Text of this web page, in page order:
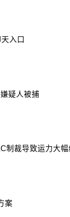
入口
疑人被捕
制裁导致运力大
案